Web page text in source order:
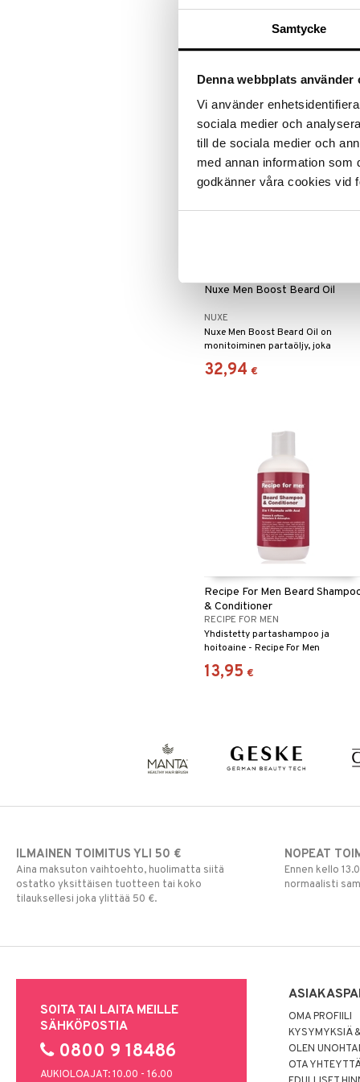
Samtycke
Denna webbplats använder
Vi använder
sociala medier och
till de sociala medier och
med annan information som
godkänner våra cookies vid
Puhdistava ja ravitseva
Nuxe Men Boost Beard Oil
NUXE
Nuxe Men Boost Beard Oil on
monitoiminen partaöljy, joka
ravitsee, pehmentää ja kesyttää
partakarvat.
32,94 €
Recipe For Men Beard
& Conditioner
RECIPE FOR MEN
Yhdistetty partashampoo ja
hoitoaine - Recipe For Men
13,95 €
ILMAINEN TOIMITUS YLI 50 €
Aina maksuton vaihtoehto, huolimatta siitä
ostatko yksittäisen tuotteen tai koko
tilauksellesi joka ylittää 50 €.
NOPEAT
Ennen kello
normaalisti
SOITA TAI LAITA MEILLE
SÄHKÖPOSTIA
0800 9 18486
AUKIOLOAJAT: 10.00 - 16.00
OMA PROFIILI
KYSYMYKSIÄ
OLEN
OTA